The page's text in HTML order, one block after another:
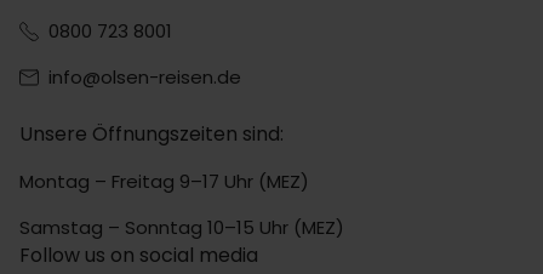
0800 723 8001
info@olsen-reisen.de
Unsere Öffnungszeiten sind:
Montag – Freitag 9–17 Uhr (MEZ)
Samstag – Sonntag 10–15 Uhr (MEZ)
Follow us on social media